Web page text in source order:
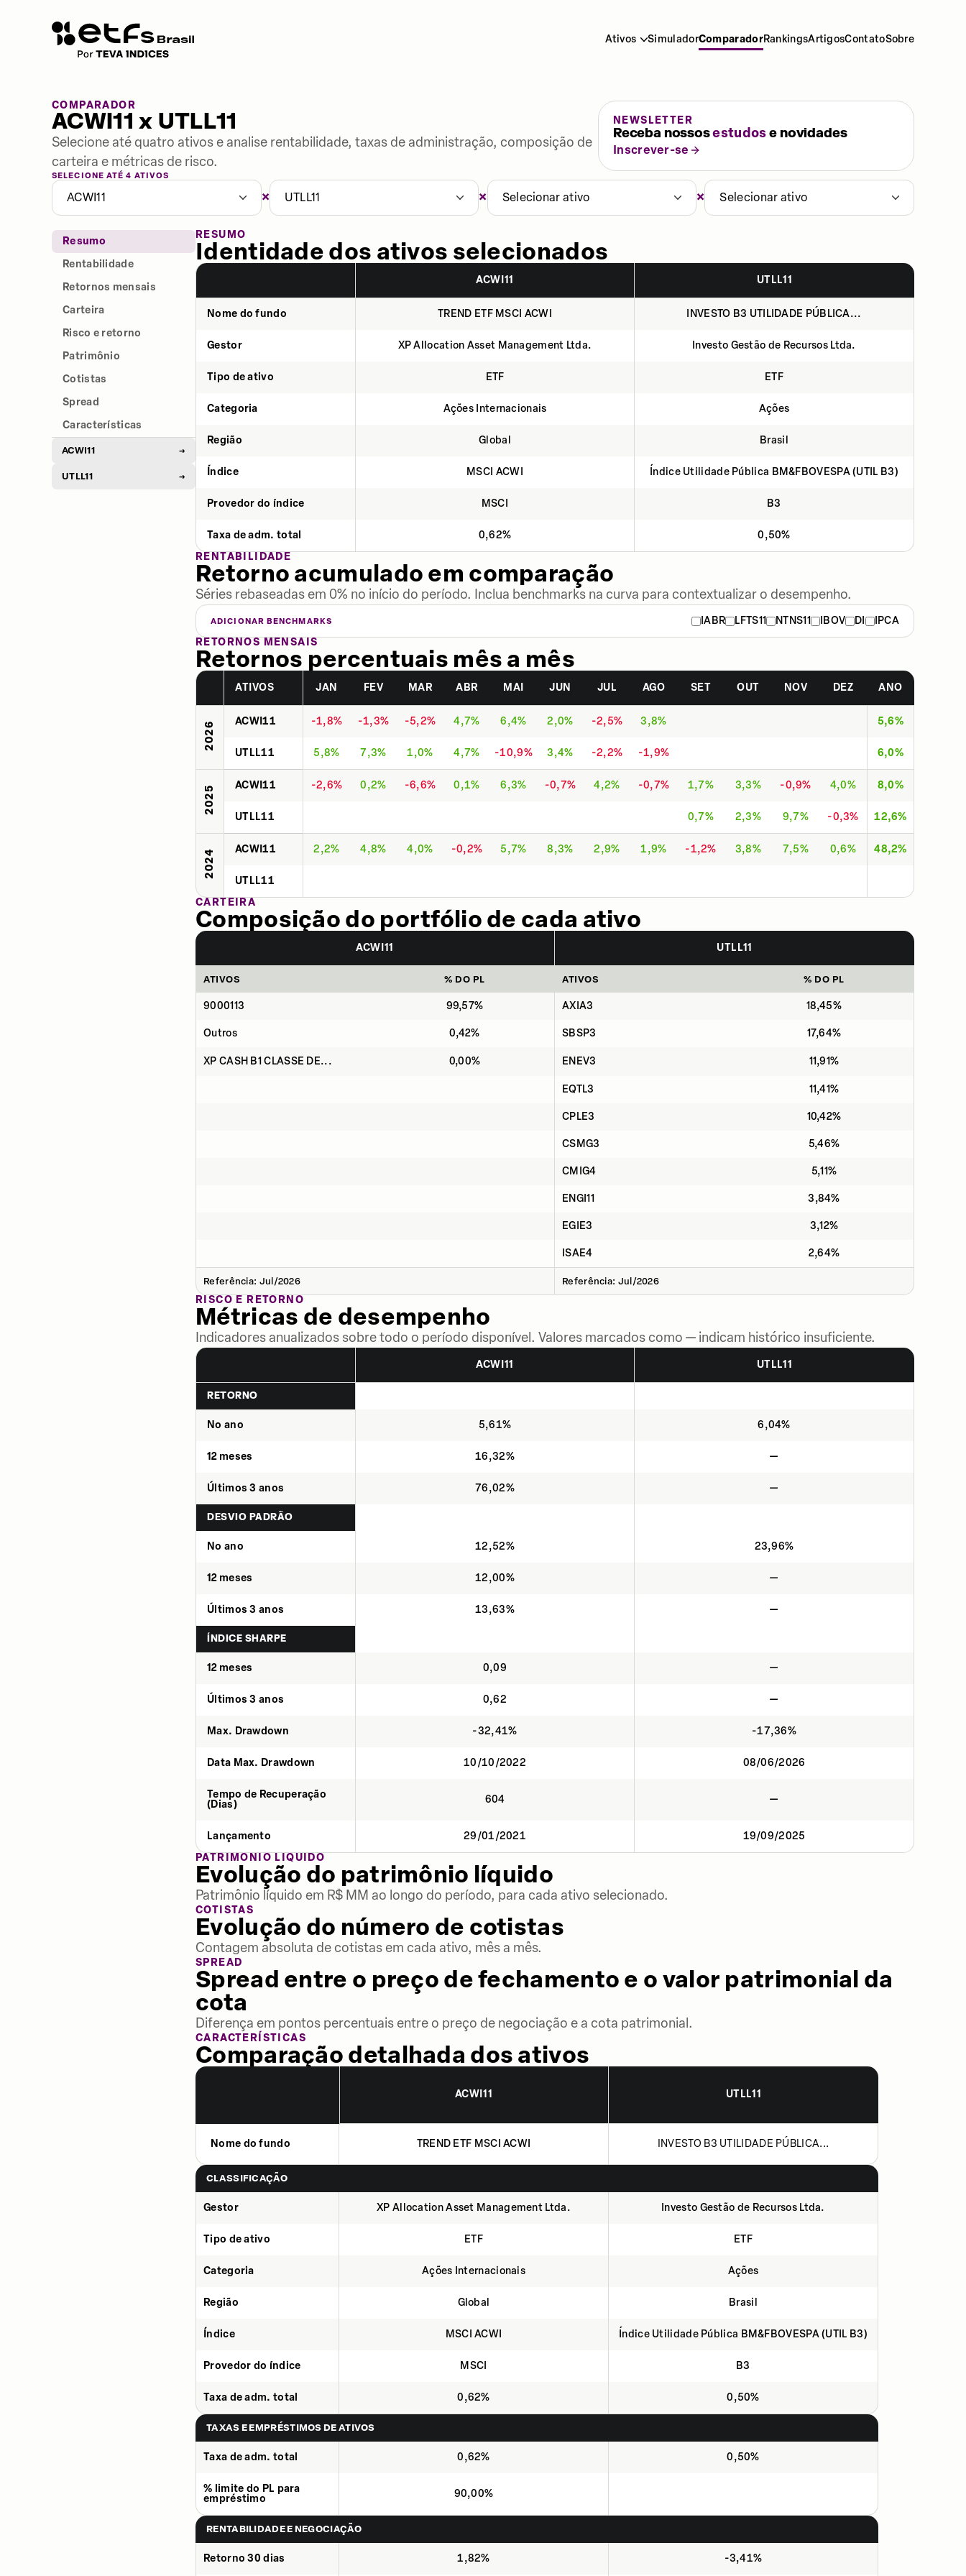
Ativos SimuladorComparadorRankingsArtigosContatoSobre
COMPARADOR
ACWI11 x UTLL11
Selecione até quatro ativos e analise rentabilidade, taxas de administração, composição de
carteira e métricas de risco.
NEWSLETTER
Receba nossosestudose novidades
Inscrever-se
SELECIONE ATÉ 4 ATIVOS
ACWI11 × UTLL11 × Selecionar ativo × Selecionar ativo
Resumo
Rentabilidade
Retornos mensais
Carteira
Risco e retorno
Patrimônio
Cotistas
Spread
Características
ACWI11 →
UTLL11 →
RESUMO
Identidade dos ativos selecionados
ACWI11 UTLL11
Nome do fundo TREND ETF MSCI ACWI INVESTO B3 UTILIDADE PÚBLICA...
Gestor XP Allocation Asset Management Ltda. Investo Gestão de Recursos Ltda.
Tipo de ativo ETF ETF
Categoria Ações Internacionais Ações
Região Global Brasil
Índice MSCI ACWI Índice Utilidade Pública BM&FBOVESPA (UTIL B3)​
Provedor do índice MSCI B3
Taxa de adm. total 0,62%
0,50%
RENTABILIDADE
Retorno acumulado em comparação
Séries rebaseadas em 0% no início do período. Inclua benchmarks na curva para contextualizar o desempenho.
ADICIONAR BENCHMARKS IABR LFTS11 NTNS11 IBOV DI
IPCA
RETORNOS MENSAIS
Retornos percentuais mês a mês
ATIVOS JAN FEV MAR ABR MAI JUN JUL AGO SET OUT NOV DEZ ANO
2026 ACWI11 -1,8% -1,3% -5,2% 4,7% 6,4% 2,0% -2,5% 3,8% 5,6%
UTLL11 5,8% 7,3% 1,0% 4,7% -10,9% 3,4% -2,2% -1,9% 6,0%
2025 ACWI11 -2,6% 0,2% -6,6% 0,1% 6,3% -0,7% 4,2% -0,7% 1,7% 3,3% -0,9% 4,0% 8,0%
UTLL11 0,7% 2,3% 9,7% -0,3% 12,6%
2024 ACWI11 2,2% 4,8% 4,0% -0,2% 5,7% 8,3% 2,9% 1,9% -1,2% 3,8% 7,5% 0,6% 48,2%
UTLL11
CARTEIRA
Composição do portfólio de cada ativo
ACWI11 UTLL11
ATIVOS % DO PL ATIVOS % DO PL
9000113 99,57% AXIA3 18,45%
Outros 0,42% SBSP3 17,64%
XP CASH B1 CLASSE DE... 0,00% ENEV3 11,91%
EQTL3 11,41%
CPLE3 10,42%
CSMG3 5,46%
CMIG4 5,11%
ENGI11 3,84%
EGIE3 3,12%
ISAE4 2,64%
Referência: Jul/2026 Referência: Jul/2026
RISCO E RETORNO
Métricas de desempenho
Indicadores anualizados sobre todo o período disponível. Valores marcados como — indicam histórico insuficiente.
ACWI11 UTLL11
RETORNO
No ano 5,61% 6,04%
12 meses 16,32% —
Últimos 3 anos 76,02% —
DESVIO PADRÃO
No ano 12,52% 23,96%
12 meses 12,00% —
Últimos 3 anos 13,63% —
ÍNDICE SHARPE
12 meses 0,09 —
Últimos 3 anos 0,62 —
Max. Drawdown -32,41% -17,36%
Data Max. Drawdown 10/10/2022 08/06/2026
Tempo de Recuperação
(Dias)
604 —
Lançamento 29/01/2021
19/09/2025
PATRIMÔNIO LÍQUIDO
Evolução do patrimônio líquido
Patrimônio líquido em R$ MM ao longo do período, para cada ativo selecionado.
COTISTAS
Evolução do número de cotistas
Contagem absoluta de cotistas em cada ativo, mês a mês.
SPREAD
Spread entre o preço de fechamento e o valor patrimonial da
cota
Diferença em pontos percentuais entre o preço de negociação e a cota patrimonial.
CARACTERÍSTICAS
Comparação detalhada dos ativos
ACWI11 UTLL11
Nome do fundo TREND ETF MSCI ACWI INVESTO B3 UTILIDADE PÚBLICA...
CLASSIFICAÇÃO
Gestor XP Allocation Asset Management Ltda. Investo Gestão de Recursos Ltda.
Tipo de ativo ETF ETF
Categoria Ações Internacionais Ações
Região Global Brasil
Índice MSCI ACWI Índice Utilidade Pública BM&FBOVESPA (UTIL B3)​
Provedor do índice MSCI B3
Taxa de adm. total 0,62% 0,50%
TAXAS E EMPRÉSTIMOS DE ATIVOS
Taxa de adm. total 0,62% 0,50%
% limite do PL para
empréstimo
90,00%
RENTABILIDADE E NEGOCIAÇÃO
Retorno 30 dias 1,82% -3,41%